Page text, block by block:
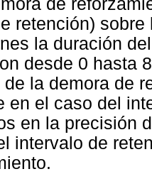
de
retención)
la duración
desde 0 hasta
de la demora de
en el caso del
en la precisión
intervalo de